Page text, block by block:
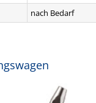
nach Bedarf